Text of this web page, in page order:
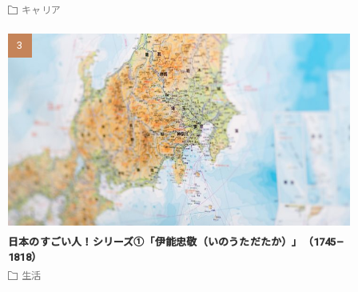
キャリア
日本のすごい人！シリーズ①「伊能忠敬（いのうただたか）」（1745–
1818）
生活